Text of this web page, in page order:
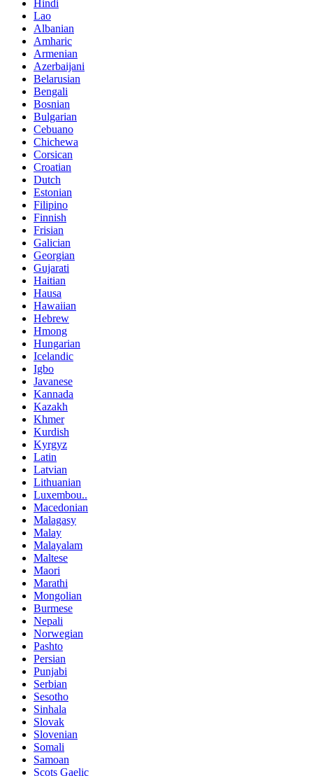
Hindi
Lao
Albanian
Amharic
Armenian
Azerbaijani
Belarusian
Bengali
Bosnian
Bulgarian
Cebuano
Chichewa
Corsican
Croatian
Dutch
Estonian
Filipino
Finnish
Frisian
Galician
Georgian
Gujarati
Haitian
Hausa
Hawaiian
Hebrew
Hmong
Hungarian
Icelandic
Igbo
Javanese
Kannada
Kazakh
Khmer
Kurdish
Kyrgyz
Latin
Latvian
Lithuanian
Luxembou..
Macedonian
Malagasy
Malay
Malayalam
Maltese
Maori
Marathi
Mongolian
Burmese
Nepali
Norwegian
Pashto
Persian
Punjabi
Serbian
Sesotho
Sinhala
Slovak
Slovenian
Somali
Samoan
Scots Gaelic